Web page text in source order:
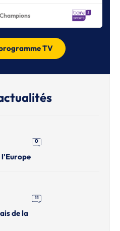
TV
0
l'Europe
11
de la